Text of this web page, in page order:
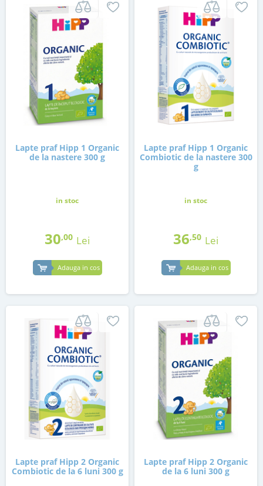
Lapte praf Hipp 1 Organic
de la nastere 300 g
in stoc
30,00 Lei
Adauga in cos
Lapte praf Hipp 1 Organic
Combiotic de la nastere 300
g
in stoc
36,50 Lei
Adauga in cos
Lapte praf Hipp 2 Organic
Combiotic de la 6 luni 300 g
Lapte praf Hipp 2 Organic
de la 6 luni 300 g